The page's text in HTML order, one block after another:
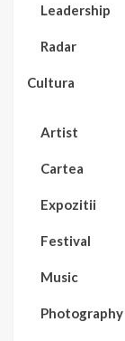
Leadership
Radar
Cultura
Artist
Cartea
Expozitii
Festival
Music
Photography